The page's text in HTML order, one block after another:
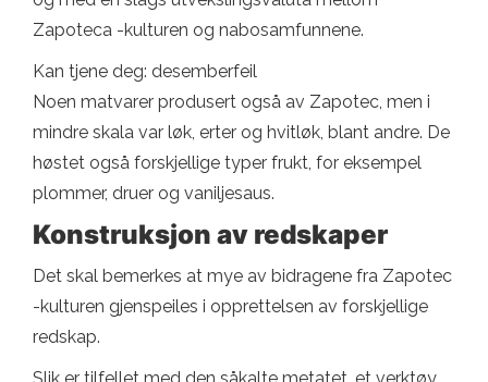
Zapoteca -kulturen og nabosamfunnene.
Kan tjene deg: desemberfeil
Noen matvarer produsert også av Zapotec, men i
mindre skala var løk, erter og hvitløk, blant andre. De
høstet også forskjellige typer frukt, for eksempel
plommer, druer og vaniljesaus.
Konstruksjon av redskaper
Det skal bemerkes at mye av bidragene fra Zapotec
-kulturen gjenspeiles i opprettelsen av forskjellige
redskap.